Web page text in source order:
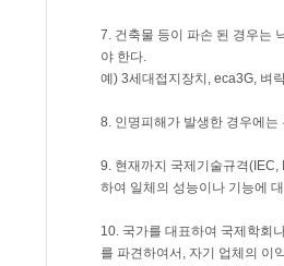
7. 건축물 등이 파손 된 경우는
야 한다.
예) 3세대접지장치, eca3G, 벼
8. 인명피해가 발생한 경우에
9. 현재까지 국제기술규격
하여 일체의 성능이나 기능에
10. 국가를 대표하여 국제학회
를 파견하여서, 자기 업체의 이